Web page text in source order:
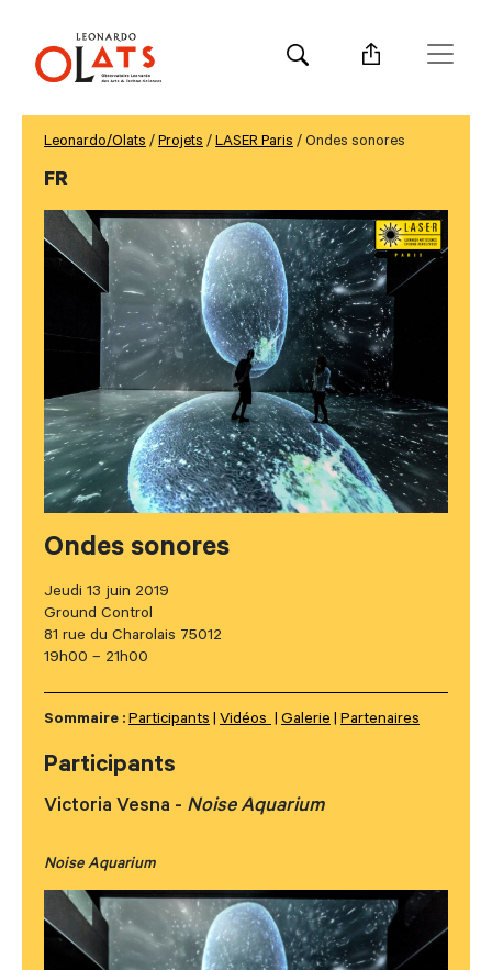
Leonardo/Olats / Projets / LASER Paris / Ondes sonores
FR
Ondes sonores
Jeudi 13 juin 2019
Ground Control
81 rue du Charolais 75012
19h00 – 21h00
Sommaire :Participants Vidéos Galerie Partenaires
Participants
Victoria Vesna - Noise Aquarium
Noise Aquarium